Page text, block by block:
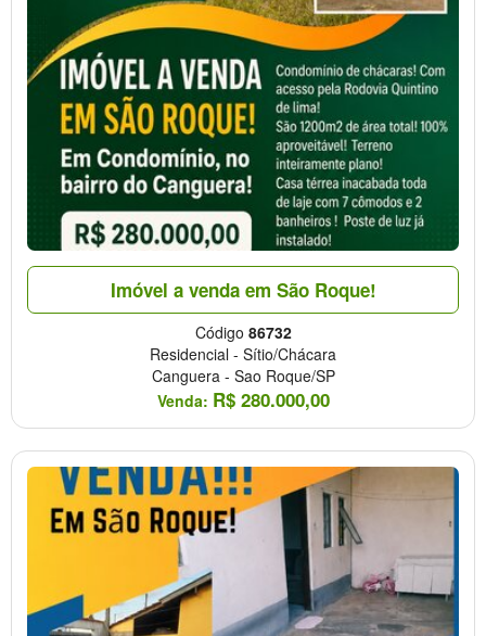
Imóvel a venda em São Roque!
Código 86732
Residencial - Sítio/Chácara
Canguera - Sao Roque/SP
Venda: R$ 280.000,00